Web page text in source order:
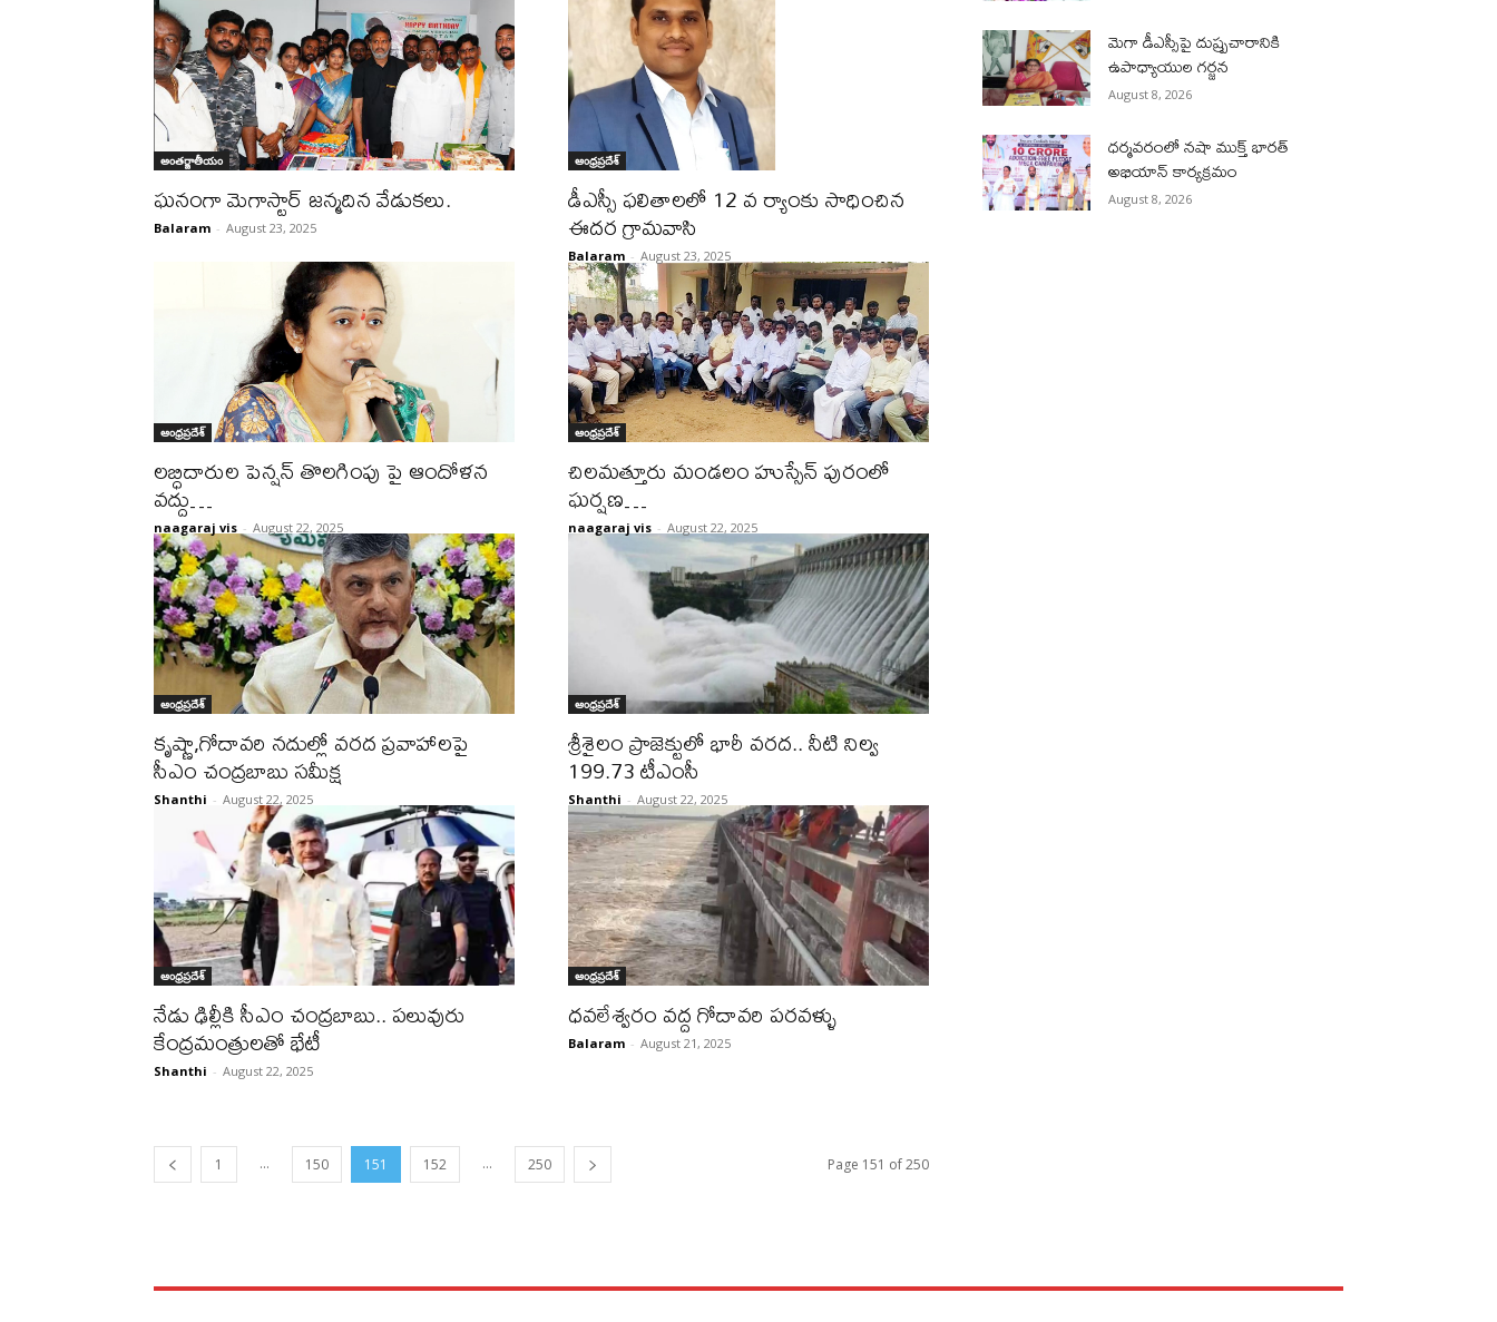
అంతర్జాతీయం
ఘనంగా మెగాస్టార్ జన్మదిన వేడుకలు.
Balaram - August 23, 2025
ఆంధ్రప్రదేశ్
డీఎస్సీ ఫలితాలలో 12 వ ర్యాంకు సాధించిన
ఈదర గ్రామవాసి
Balaram - August 23, 2025
ఆంధ్రప్రదేశ్
లబ్ధిదారుల పెన్షన్ తొలగింపు పై ఆందోళన
వద్దు…
naagaraj vis - August 22, 2025
ఆంధ్రప్రదేశ్
చిలమత్తూరు మండలం హుస్సేన్ పురంలో
ఘర్షణ…
naagaraj vis - August 22, 2025
ఆంధ్రప్రదేశ్
కృష్ణా,గోదావరి నదుల్లో వరద ప్రవాహాలపై
సీఎం చంద్రబాబు సమీక్ష
Shanthi - August 22, 2025
ఆంధ్రప్రదేశ్
శ్రీశైలం ప్రాజెక్టులో భారీ వరద.. నీటి నిల్వ
199.73 టీఎంసీ
Shanthi - August 22, 2025
ఆంధ్రప్రదేశ్
నేడు ఢిల్లీకి సీఎం చంద్రబాబు.. పలువురు
కేంద్రమంత్రులతో భేటీ
Shanthi - August 22, 2025
ఆంధ్రప్రదేశ్
ధవలేశ్వరం వద్ద గోదావరి పరవళ్ళు
Balaram - August 21, 2025
1 ... 150 151 152 ... 250 Page 151 of 250
మెగా డీఎస్సీపై దుష్ప్రచారానికి
ఉపాధ్యాయుల గర్జన
August 8, 2026
ధర్మవరంలో నషా ముక్త్ భారత్
అభియాన్ కార్యక్రమం
August 8, 2026